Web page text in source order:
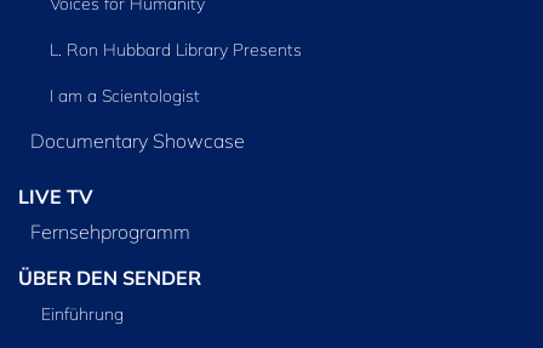
L. Ron Hubbard Library Presents
I am a Scientologist
Documentary Showcase
LIVE TV
Fernsehprogramm
ÜBER DEN SENDER
Einführung